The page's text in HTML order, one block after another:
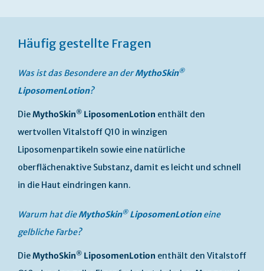
Häufig gestellte Fragen
Was ist das Besondere an derMythoSkin®
LiposomenLotion?
DieMythoSkin® LiposomenLotion enthält den
wertvollen Vitalstoff Q10 in winzigen
Liposomenpartikeln sowie eine natürliche
oberflächenaktive Substanz, damit es leicht und schnell
in die Haut eindringen kann.
Warum hat dieMythoSkin®LiposomenLotioneine
gelbliche Farbe?
DieMythoSkin® LiposomenLotion enthält den Vitalstoff